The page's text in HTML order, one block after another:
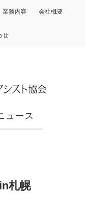
業務内容 会社概要
せ
ュース
札幌